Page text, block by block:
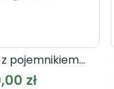
z pojemnikiem
BADERNA
zł